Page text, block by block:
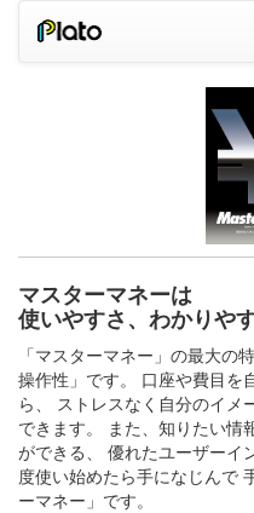
マスターマネーは
使いやすさ、わかりや
「マスターマネー」の最大の
操作性」です。 口座や費目を
ら、 ストレスなく自分のイメ
できます。 また、知りたい情
ができる、 優れたユーザーイ
度使い始めたら手になじんで
ーマネー」です。